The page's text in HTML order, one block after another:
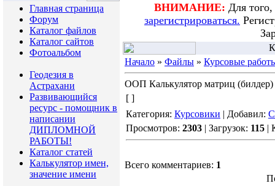
Главная страница
Форум
Каталог файлов
Каталог сайтов
Фотоальбом
Геодезия в
Астрахани
Развивающийся
ресурс - помощник в
написании
ДИПЛОМНОЙ
РАБОТЫ!
Каталог статей
Калькулятор имен,
значение имени
ВНИМАНИЕ: Для
зарегистрироваться.
Начало » Файлы » Курсовые
ООП Калькулятор матриц (билдер)
[ ]
Категория: Курсовики | Добавил:
Просмотров: 2303 | Загрузок: 115 |
Всего комментариев: 1